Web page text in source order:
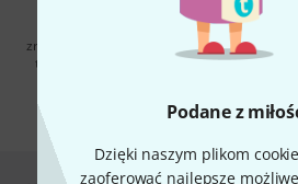
Podane z
Dzięki naszym plikom
zaoferować najlepsze
Klikając na „Zapisz się teraz”, wyrażasz
materialów reklamowych przesyłanych
zrezygnować z subskrypcji w dowolnym
temat newslettera można znaleźć w
* Wymagany